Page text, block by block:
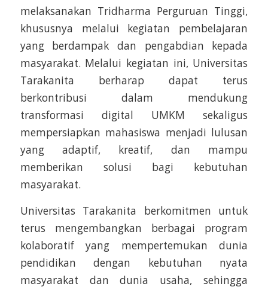
melaksanakan Tridharma Perguruan Tinggi,
khususnya melalui kegiatan pembelajaran
yang berdampak dan pengabdian kepada
masyarakat. Melalui kegiatan ini, Universitas
Tarakanita berharap dapat terus
berkontribusi dalam mendukung
transformasi digital UMKM sekaligus
mempersiapkan mahasiswa menjadi lulusan
yang adaptif, kreatif, dan mampu
memberikan solusi bagi kebutuhan
masyarakat.
Universitas Tarakanita berkomitmen untuk
terus mengembangkan berbagai program
kolaboratif yang mempertemukan dunia
pendidikan dengan kebutuhan nyata
masyarakat dan dunia usaha, sehingga